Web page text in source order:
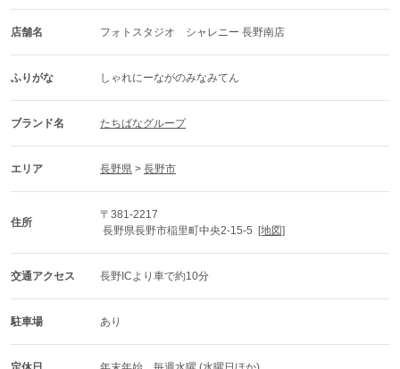
店舗名 フォトスタジオ　シャレニー 長野南店
ふりがな しゃれにーながのみなみてん
ブランド名 たちばなグループ
エリア 長野県 > 長野市
住所
〒381-2217
長野県長野市稲里町中央2-15-5
[地図]
交通アクセス 長野ICより車で約10分
駐車場 あり